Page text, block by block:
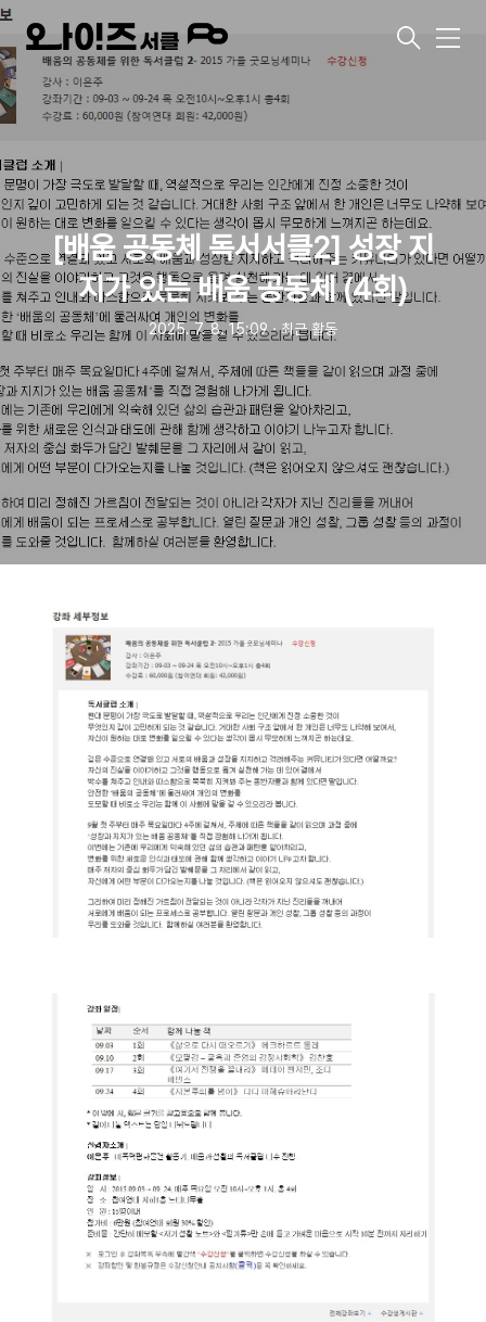
메
[배움 공동체 독서서클2] 성장 지
지가 있는 배움 공동체 (4회)
2025. 7. 8. 15:09ㆍ최근 활동